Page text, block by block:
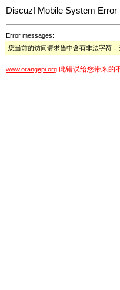
Discuz! Mobile System Error
Error messages:
您当前的访问请求当中含有非法字符，
www.orangepi.org 此错误给您带来的